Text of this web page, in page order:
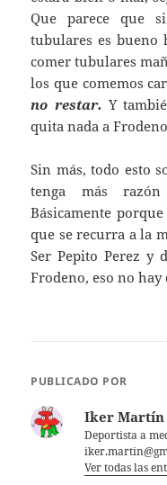
Que parece que
tubulares es bueno
comer tubulares
los que comemos
no restar. Y
quita nada a
Sin más, todo esto
tenga más
Básicamente
que se recurra a la
Ser Pepito Perez y
Frodeno, eso no
PUBLICADO POR
Iker Martín
Deportista a
Ver todas las